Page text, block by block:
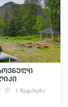
1 შეფასება